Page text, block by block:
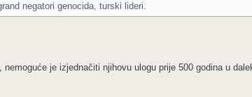
negatori genocida, turski lideri.
je izjednačiti njihovu ulogu prije 500 godina u